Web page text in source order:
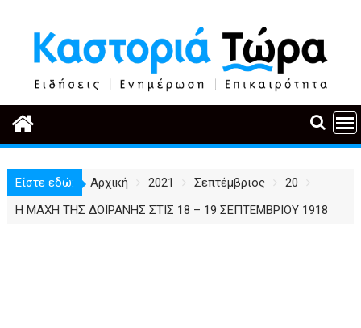
περιεχόμενο
Είστε εδώ: Αρχική 2021 Σεπτέμβριος
20
Η ΜΑΧΗ ΤΗΣ ΔΟΪΡΑΝΗΣ ΣΤΙΣ 18 – 19 ΣΕΠΤΕΜΒΡΙΟΥ 1918